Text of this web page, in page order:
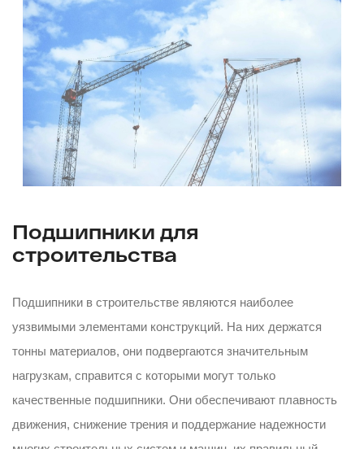
Подшипники для
строительства
Подшипники в строительстве являются наиболее
уязвимыми элементами конструкций. На них держатся
тонны материалов, они подвергаются значительным
нагрузкам, справится с которыми могут только
качественные подшипники. Они обеспечивают плавность
движения, снижение трения и поддержание надежности